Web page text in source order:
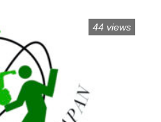
44 views